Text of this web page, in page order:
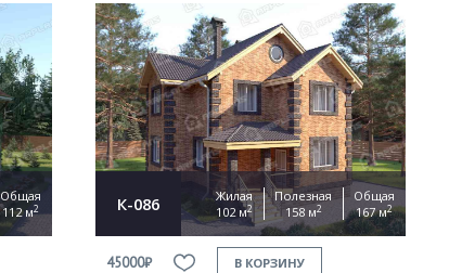
Общая
112 м2 К-086
Жилая
102 м2
Полезная
158 м2
Общая
167 м2
45000₽ В КОРЗИНУ